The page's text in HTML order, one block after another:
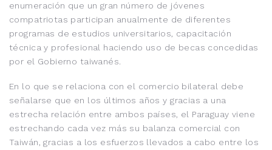
enumeración que un gran número de jóvenes
compatriotas participan anualmente de diferentes
programas de estudios universitarios, capacitación
técnica y profesional haciendo uso de becas concedidas
por el Gobierno taiwanés.
En lo que se relaciona con el comercio bilateral debe
señalarse que en los últimos años y gracias a una
estrecha relación entre ambos países, el Paraguay viene
estrechando cada vez más su balanza comercial con
Taiwán, gracias a los esfuerzos llevados a cabo entre los